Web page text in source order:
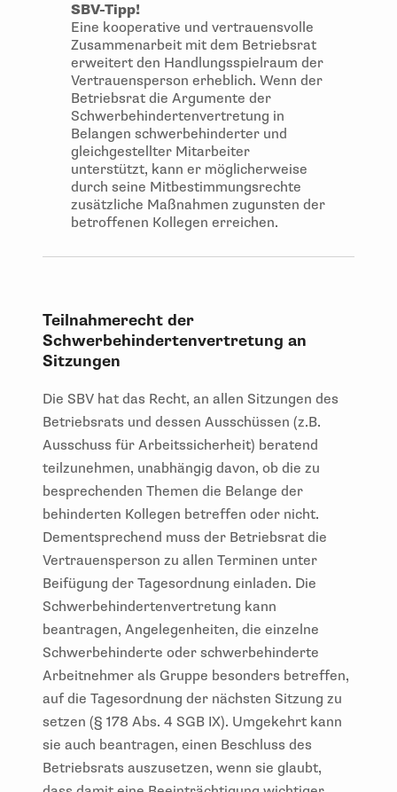
SBV-Tipp!
Eine kooperative und vertrauensvolle
Zusammenarbeit mit dem Betriebsrat
erweitert den Handlungsspielraum der
Vertrauensperson erheblich. Wenn der
Betriebsrat die Argumente der
Schwerbehindertenvertretung in
Belangen schwerbehinderter und
gleichgestellter Mitarbeiter
unterstützt, kann er möglicherweise
durch seine Mitbestimmungsrechte
zusätzliche Maßnahmen zugunsten der
betroffenen Kollegen erreichen.
Teilnahmerecht der
Schwerbehindertenvertretung an
Sitzungen
Die SBV hat das Recht, an allen Sitzungen des
Betriebsrats und dessen Ausschüssen (z.B.
Ausschuss für Arbeitssicherheit) beratend
teilzunehmen, unabhängig davon, ob die zu
besprechenden Themen die Belange der
behinderten Kollegen betreffen oder nicht.
Dementsprechend muss der Betriebsrat die
Vertrauensperson zu allen Terminen unter
Beifügung der Tagesordnung einladen. Die
Schwerbehindertenvertretung kann
beantragen, Angelegenheiten, die einzelne
Schwerbehinderte oder schwerbehinderte
Arbeitnehmer als Gruppe besonders betreffen,
auf die Tagesordnung der nächsten Sitzung zu
setzen (§ 178 Abs. 4 SGB IX). Umgekehrt kann
sie auch beantragen, einen Beschluss des
Betriebsrats auszusetzen, wenn sie glaubt,